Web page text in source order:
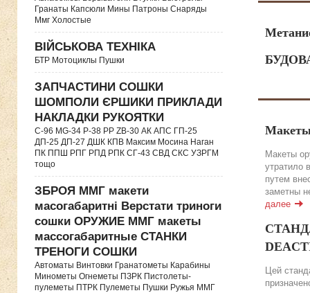
Гранаты Капсюли Мины Патроны Снаряды
Ммг Холостые
ВІЙСЬКОВА ТЕХНІКА
БТР Мотоциклы Пушки
ЗАПЧАСТИНИ СОШКИ
ШОМПОЛИ ЄРШИКИ ПРИКЛАДИ
НАКЛАДКИ РУКОЯТКИ
C-96 MG-34 P-38 PP ZB-30 АК АПС ГП-25
ДП-25 ДП-27 ДШК КПВ Максим Мосина Наган
ПК ППШ РПГ РПД РПК СГ-43 СВД CКС УЗРГМ
тощо
ЗБРОЯ ММГ макети
масогабаритні Верстати триноги
сошки ОРУЖИЕ ММГ макеты
массогабаритные СТАНКИ
ТРЕНОГИ СОШКИ
Автоматы Винтовки Гранатометы Карабины
Минометы Огнеметы ПЗРК Пистолеты-
пулеметы ПТРК Пулеметы Пушки Ружья ММГ
Макеты
Макеты
утратило
путем
заметны
далее
Цей